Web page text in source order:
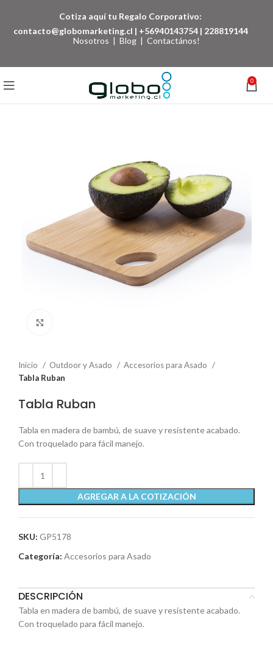
Cotiza aquí tu Regalo Corporativo:
contacto@globomarketing.cl | +56940143754 | 228819144
Nosotros | Blog | Contactános!
0
Inicio Outdoor y Asado
Accesorios para Asado
Tabla Ruban
Tabla Ruban
Tabla en madera de bambú, de suave y resistente acabado.
Con troquelado para fácil manejo.
AGREGAR A LA COTIZACIÓN
SKU: GP5178
Categoría: Accesorios para Asado
DESCRIPCIÓN
Tabla en madera de bambú, de suave y resistente acabado.
Con troquelado para fácil manejo.